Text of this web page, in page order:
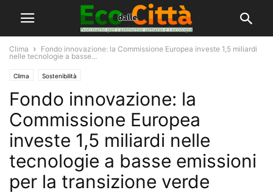
Clima
Fondo innovazione: la Commissione Europea investe 1,5 miliardi
nelle tecnologie a basse...
Clima Sostenibilità
Fondo innovazione: la
Commissione Europea
investe 1,5 miliardi nelle
tecnologie a basse emissioni
per la transizione verde